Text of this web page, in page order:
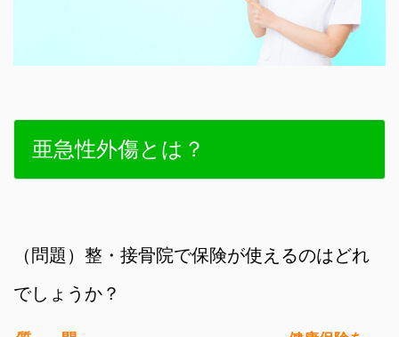
亜急性外傷とは？
（問題）整・接骨院で保険が使えるのはどれ
でしょうか？